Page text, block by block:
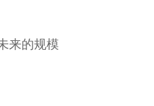
来的规模